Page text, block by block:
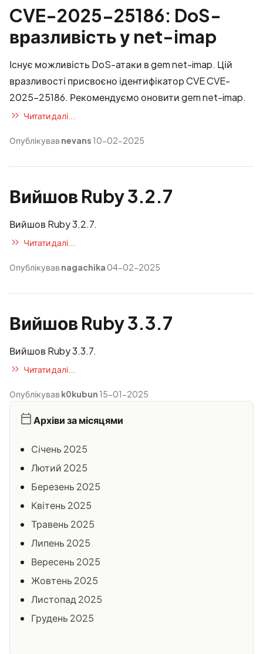
CVE-2025-25186: DoS-
вразливість у net-imap
Існує можливість DoS-атаки в gem net-imap. Цій
вразливості присвоєно ідентифікатор CVECVE-
2025-25186. Рекомендуємо оновити gem net-imap.
Читати далі...
Опублікував nevans 10-02-2025
Вийшов Ruby 3.2.7
Вийшов Ruby 3.2.7.
Читати далі...
Опублікував nagachika 04-02-2025
Вийшов Ruby 3.3.7
Вийшов Ruby 3.3.7.
Читати далі...
Опублікував k0kubun 15-01-2025
Архіви за місяцями
Січень 2025
Лютий 2025
Березень 2025
Квітень 2025
Травень 2025
Липень 2025
Вересень 2025
Жовтень 2025
Листопад 2025
Грудень 2025